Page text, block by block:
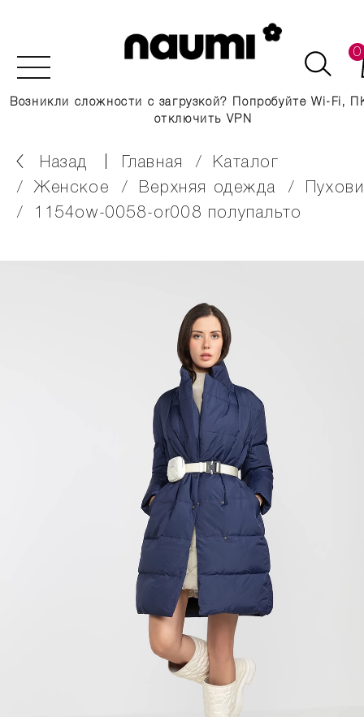
0
Возникли сложности с загрузкой? Попробуйте Wi-Fi,
отключить VPN
Назад главная
каталог
женское
верхняя одежда
1154ow-0058-or008 полупальто